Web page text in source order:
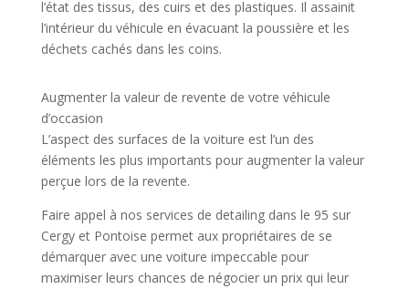
l’état des tissus, des cuirs et des plastiques. Il assainit
l’intérieur du véhicule en évacuant la poussière et les
déchets cachés dans les coins.
Augmenter la valeur de revente de votre véhicule
d’occasion
L’aspect des surfaces de la voiture est l’un des
éléments les plus importants pour augmenter la valeur
perçue lors de la revente.
Faire appel à nos services de detailing dans le 95 sur
Cergy et Pontoise permet aux propriétaires de se
démarquer avec une voiture impeccable pour
maximiser leurs chances de négocier un prix qui leur